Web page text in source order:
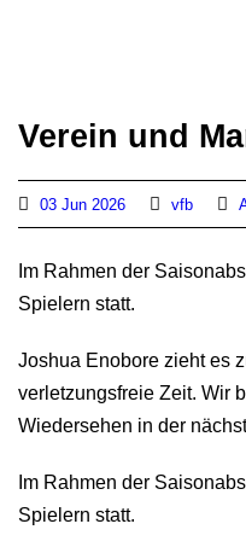
Verein und
03 Jun 2026 vfb
Im Rahmen der
Spielern statt.
Joshua Enobore zieht es
verletzungsfreie Zeit. Wir
Wiedersehen in der
Im Rahmen der
Spielern statt.